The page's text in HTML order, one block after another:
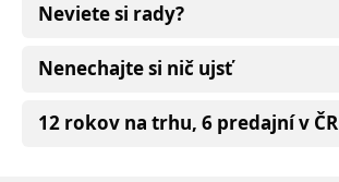
Neviete si rady?
Nenechajte si nič ujsť
12 rokov na trhu, 6 predajní v ČR